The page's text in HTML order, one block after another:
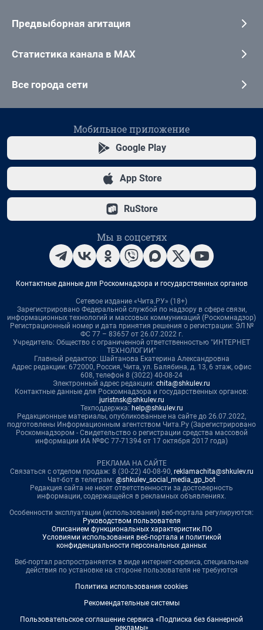
Предвыборная агитация
Статистика канала в MAX
Все города сети
Мобильное приложение
Google Play
App Store
RuStore
Мы в соцсетях
Контактные данные для Роскомнадзора и государственных органов
Сетевое издание «Чита.РУ» (18+)
Зарегистрировано Федеральной службой по надзору в сфере связи,
информационных технологий и массовых коммуникаций (Роскомнадзор)
Регистрационный номер и дата принятия решения о регистрации: ЭЛ №
ФС 77 – 83657 от 26.07.2022 г.
Учредитель: Общество с ограниченной ответственностью "ИНТЕРНЕТ
ТЕХНОЛОГИИ"
Главный редактор: Шайтанова Екатерина Александровна
Адрес редакции: 672000, Россия, Чита, ул. Балябина, д. 13, 6 этаж, офис
608, телефон 8 (3022) 40-08-24
Электронный адрес редакции: chita@shkulev.ru
Контактные данные для Роскомнадзора и государственных органов:
juristnsk@shkulev.ru
Техподдержка: help@shkulev.ru
Редакционные материалы, опубликованные на сайте до 26.07.2022,
подготовлены Информационным агентством Чита.Ру (Зарегистрировано
Роскомнадзором - Свидетельство о регистрации средства массовой
информации ИА №ФС 77-71394 от 17 октября 2017 года)
РЕКЛАМА НА САЙТЕ
Связаться с отделом продаж: 8 (30-22) 40-08-90, reklamachita@shkulev.ru
Чат-бот в телеграм: @shkulev_social_media_gp_bot
Редакция сайта не несет ответственности за достоверность
информации, содержащейся в рекламных объявлениях.
Особенности эксплуатации (использования) веб-портала регулируются:
Руководством пользователя
Описанием функциональных характеристик ПО
Условиями использования веб-портала и политикой
конфиденциальности персональных данных
Веб-портал распространяется в виде интернет-сервиса, специальные
действия по установке на стороне пользователя не требуются
Политика использования cookies
Рекомендательные системы
Пользовательское соглашение сервиса «Подписка без баннерной
рекламы»